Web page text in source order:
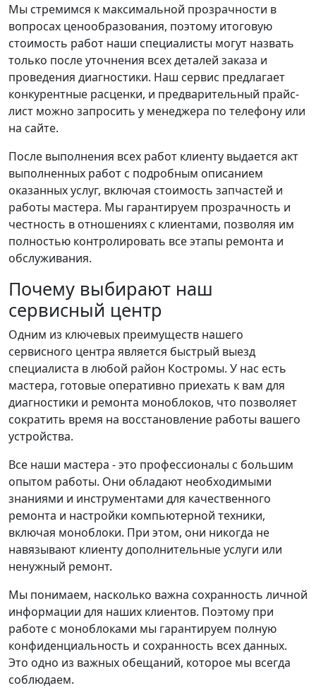
Мы стремимся к максимальной прозрачности в
вопросах ценообразования, поэтому итоговую
стоимость работ наши специалисты могут назвать
только после уточнения всех деталей заказа и
проведения диагностики. Наш сервис предлагает
конкурентные расценки, и предварительный прайс-
лист можно запросить у менеджера по телефону или
на сайте.
После выполнения всех работ клиенту выдается акт
выполненных работ с подробным описанием
оказанных услуг, включая стоимость запчастей и
работы мастера. Мы гарантируем прозрачность и
честность в отношениях с клиентами, позволяя им
полностью контролировать все этапы ремонта и
обслуживания.
Почему выбирают наш
сервисный центр
Одним из ключевых преимуществ нашего
сервисного центра является быстрый выезд
специалиста в любой район Костромы. У нас есть
мастера, готовые оперативно приехать к вам для
диагностики и ремонта моноблоков, что позволяет
сократить время на восстановление работы вашего
устройства.
Все наши мастера - это профессионалы с большим
опытом работы. Они обладают необходимыми
знаниями и инструментами для качественного
ремонта и настройки компьютерной техники,
включая моноблоки. При этом, они никогда не
навязывают клиенту дополнительные услуги или
ненужный ремонт.
Мы понимаем, насколько важна сохранность личной
информации для наших клиентов. Поэтому при
работе с моноблоками мы гарантируем полную
конфиденциальность и сохранность всех данных.
Это одно из важных обещаний, которое мы всегда
соблюдаем.